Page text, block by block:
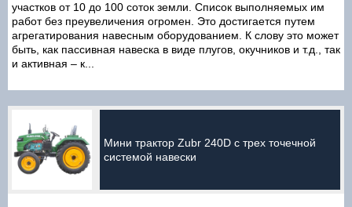
участков от 10 до 100 соток земли. Список выполняемых им
работ без преувеличения огромен. Это достигается путем
агрегатирования навесным оборудованием. К слову это может
быть, как пассивная навеска в виде плугов, окучников и т.д., так
и активная – к...
Мини трактор Zubr 240D с трех точечной
системой навески